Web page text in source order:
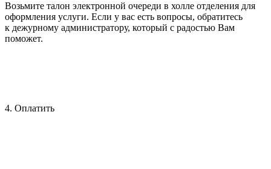
Возьмите талон электронной очереди в холле отделения для
оформления услуги. Если у вас есть вопросы, обратитесь
к дежурному администратору, который с радостью Вам
поможет.
4. Оплатить